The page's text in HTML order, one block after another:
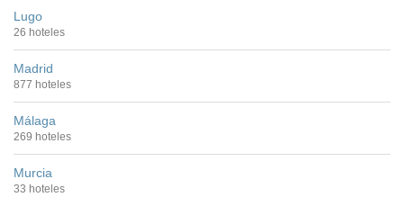
Lugo
26 hoteles
Madrid
877 hoteles
Málaga
269 hoteles
Murcia
33 hoteles